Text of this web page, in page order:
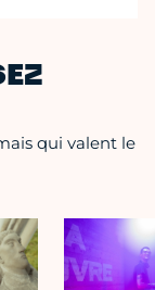
qui valent le